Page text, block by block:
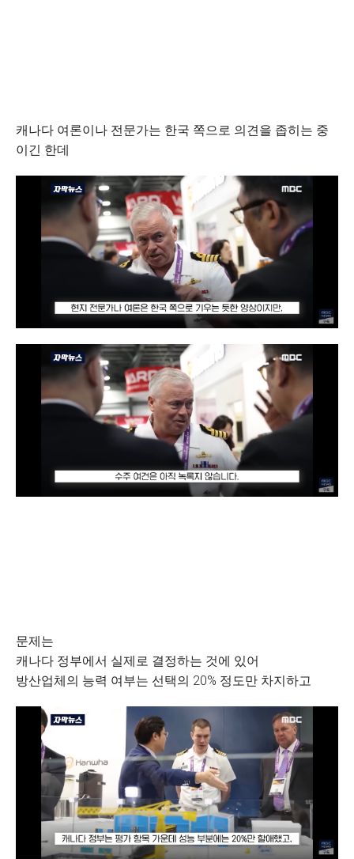
캐나다 여론이나 전문가는 한국 쪽으로 의견을 좁히는 중
이긴 한데
문제는
캐나다 정부에서 실제로 결정하는 것에 있어
방산업체의 능력 여부는 선택의 20% 정도만 차지하고